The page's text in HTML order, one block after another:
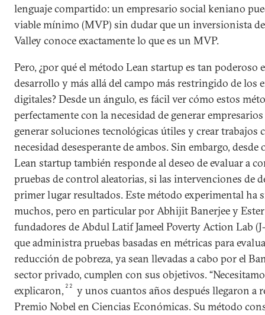
lenguaje compartido: un empresario social keniano
viable mínimo (MVP) sin dudar que un inversionista
Valley conoce exactamente lo que es un MVP.
Pero, ¿por qué el método Lean startup es tan poderoso
desarrollo y más allá del campo más restringido de los
digitales? Desde un ángulo, es fácil ver cómo estos
perfectamente con la necesidad de generar empresarios
generar soluciones tecnológicas útiles y crear trabajos
necesidad desesperante de ambos. Sin embargo,
Lean startup también responde al deseo de evaluar a
pruebas de control aleatorias, si las intervenciones de
primer lugar resultados. Este método experimental ha
muchos, pero en particular por Abhijit Banerjee y
fundadores de Abdul Latif Jameel Poverty Action Lab
que administra pruebas basadas en métricas para
reducción de pobreza, ya sean llevadas a cabo por el
sector privado, cumplen con sus objetivos.
explicaron, 22
y unos cuantos años después llegaron a
Premio Nobel en Ciencias Económicas. Su método